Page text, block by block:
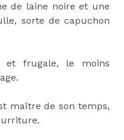
de laine noire et une
sorte de capuchon
et frugale, le moins
maître de son temps,